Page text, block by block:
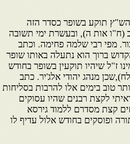
הש"ץ תוקע בשופר כסדר הזה
אות ה), ובעשרת ימי תשובה
מפי רבי שלמה פחימה. וכתב
ברוך הוא נתעלה באותו שופר
ז"ל שיהיו תוקעין בשופר בחודש
מנהג יהודי אלג'יר. כתב
טוב בימים אלו להרבות בסליחות
לקצת רבנים שהיו עסוקים
קצת מסדרם ללמוד גירסא
ופוסקים בחודש אלול עדיף לו